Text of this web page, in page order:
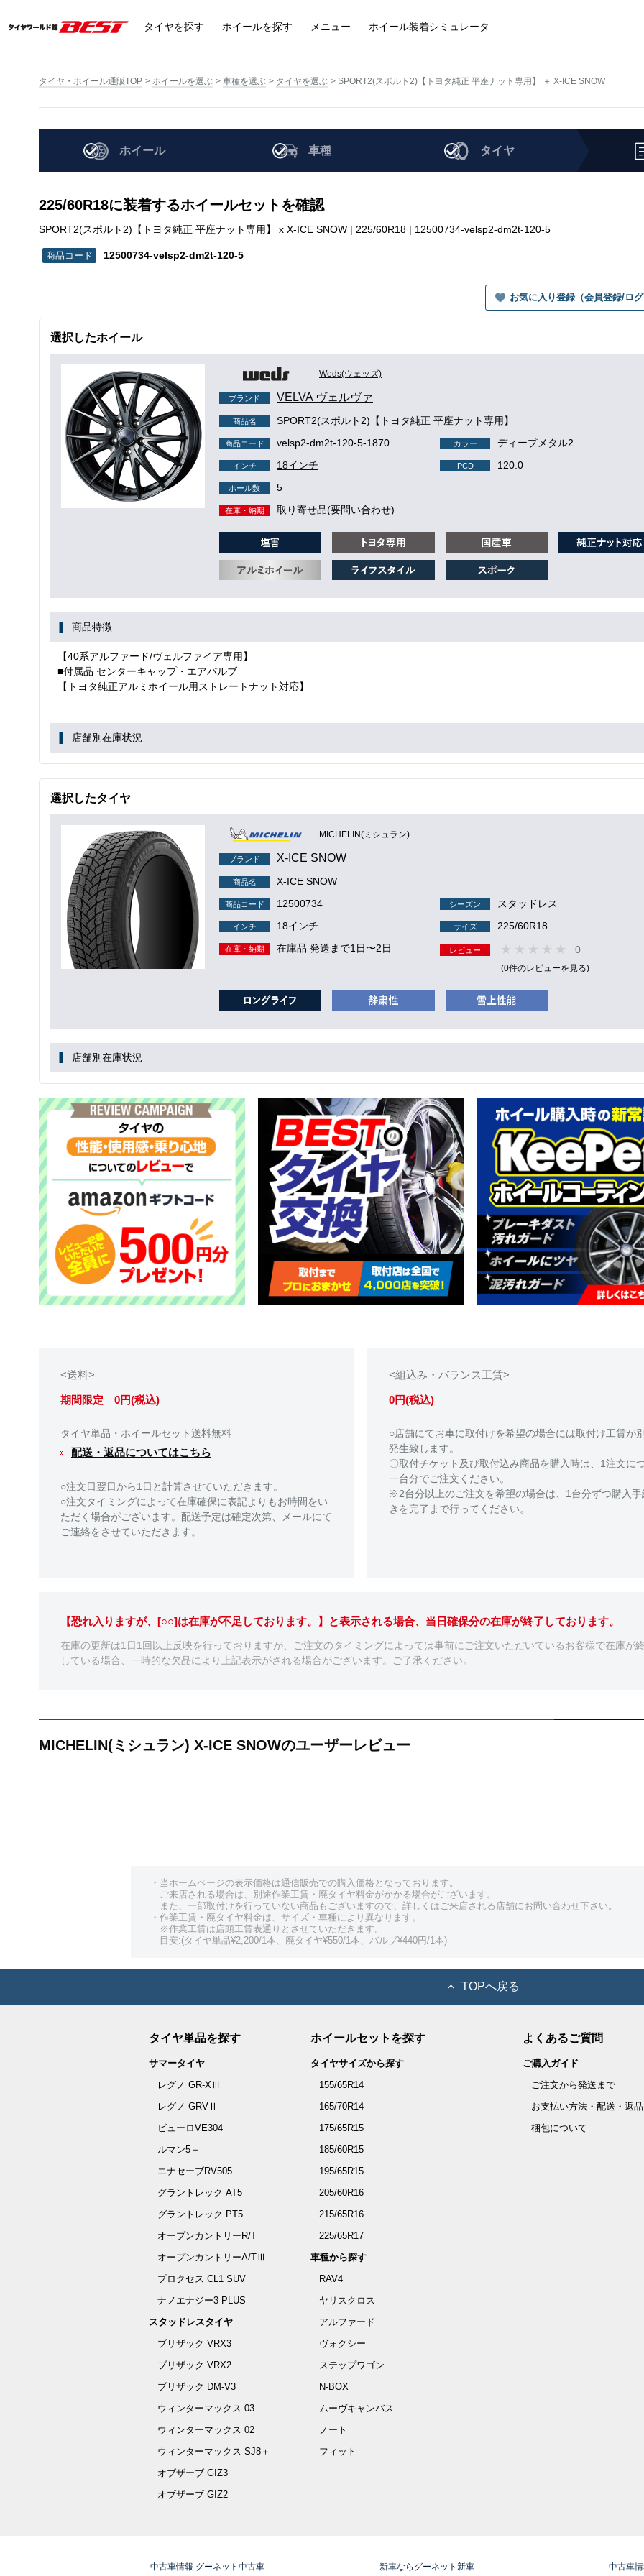
タイヤを探す ホイールを探す メニュー ホイール装着シミュレータ
タイヤ・ホイール通販TOP ホイールを選ぶ 車種を選ぶ タイヤを選ぶ SPORT2(スポルト2)【トヨタ純正 平座ナット専用】 ＋ X-ICE SNOW
ホイール 車種 タイヤ
225/60R18に装着するホイールセットを確認
SPORT2(スポルト2)【トヨタ純正 平座ナット専用】 x X-ICE SNOW | 225/60R18 | 12500734-velsp2-dm2t-120-5
12500734-velsp2-dm2t-120-5
お気に入り登録（会員登録/ロ
選択したホイール
Weds(ウェッズ)
ブランド VELVA ヴェルヴァ
商品名 SPORT2(スポルト2)【トヨタ純正 平座ナット専用】
商品コード velsp2-dm2t-120-5-1870 カラー ディープメタル2
インチ 18インチ PCD 120.0
ホール数 5
在庫・納期 取り寄せ品(要問い合わせ)
商品特徴
【40系アルファード/ヴェルファイア専用】
■付属品 センターキャップ・エアバルブ
【トヨタ純正アルミホイール用ストレートナット対応】
店舗別在庫状況
選択したタイヤ
MICHELIN(ミシュラン)
ブランド X-ICE SNOW
商品名 X-ICE SNOW
商品コード 12500734 シーズン スタッドレス
インチ 18インチ サイズ 225/60R18
在庫・納期 在庫品 発送まで1日〜2日 レビュー 0
(0件のレビューを見る)
店舗別在庫状況
<送料>
期間限定 0円(税込)
タイヤ単品・ホイールセット送料無料
配送・返品についてはこちら
○注文日翌日から1日と計算させていただきます。
○注文タイミングによって在庫確保に表記よりもお時間をい
ただく場合がございます。配送予定は確定次第、メールにて
ご連絡をさせていただきます。
<組込み・バランス工賃>
0円(税込)
○店舗にてお車に取付けを希望の場合には取付け工賃が
発生致します。
〇取付チケット及び取付込み商品を購入時は、1注文に
一台分でご注文ください。
※2台分以上のご注文を希望の場合は、1台分ずつ購入手
きを完了まで行ってください。
【恐れ入りますが、[○○]は在庫が不足しております。】と表示される場合、当日確保分の在庫が終了しております。
在庫の更新は1日1回以上反映を行っておりますが、ご注文のタイミングによっては事前にご注文いただいているお客様で在庫が
している場合、一時的な欠品により上記表示がされる場合がございます。ご了承ください。
MICHELIN(ミシュラン) X-ICE SNOWのユーザーレビュー
・当ホームページの表示価格は通信販売での購入価格となっております。
ご来店される場合は、別途作業工賃・廃タイヤ料金がかかる場合がございます。
また、一部取付けを行っていない商品もございますので、詳しくはご来店される店舗にお問い合わせ下さい。
・作業工賃・廃タイヤ料金は、サイズ・車種により異なります。
※作業工賃は店頭工賃表通りとさせていただきます。
目安:(タイヤ単品¥2,200/1本、廃タイヤ¥550/1本、バルブ¥440円/1本)
TOPへ戻る
タイヤ単品を探す
サマータイヤ
レグノ GR-XⅢ
レグノ GRVⅡ
ビューロVE304
ルマン5＋
エナセーブRV505
グラントレック AT5
グラントレック PT5
オープンカントリーR/T
オープンカントリーA/TⅢ
プロクセス CL1 SUV
ナノエナジー3 PLUS
スタッドレスタイヤ
ブリザック VRX3
ブリザック VRX2
ブリザック DM-V3
ウィンターマックス 03
ウィンターマックス 02
ウィンターマックス SJ8＋
オブザーブ GIZ3
オブザーブ GIZ2
ホイールセットを探す
タイヤサイズから探す
155/65R14
165/70R14
175/65R15
185/60R15
195/65R15
205/60R16
215/65R16
225/65R17
車種から探す
RAV4
ヤリスクロス
アルファード
ヴォクシー
ステップワゴン
N-BOX
ムーヴキャンバス
ノート
フィット
よくあるご質問
ご購入ガイド
ご注文から発送まで
お支払い方法・配送・返品
梱包について
中古車情報 グーネット中古車 新車ならグーネット新車 中古車